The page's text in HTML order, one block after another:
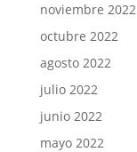
noviembre 2022
octubre 2022
agosto 2022
julio 2022
junio 2022
mayo 2022